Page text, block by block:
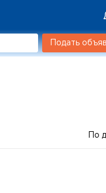
Подать